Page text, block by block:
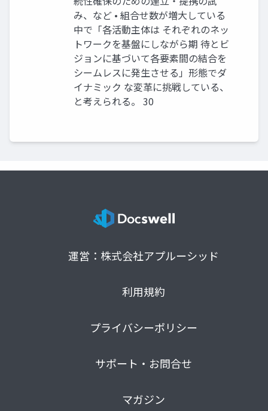
み、など • 組合せ数が増大している
中で「各活動主体は それぞれのネッ
トワークを基盤にしながら期 待とビ
ジョンに基づいて各要素間の結合を
シームレスに発生させる」形態でダ
イナミック な変革に挑戦している、
と考えられる。 30
運営：株式会社アプルーシッド
利用規約
プライバシーポリシー
サポート・お問合せ
マガジン